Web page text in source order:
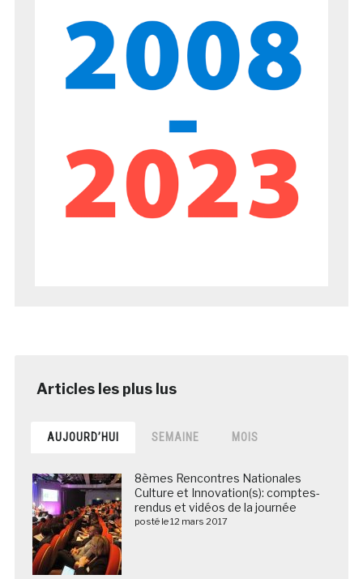
AUJOURD’HUI SEMAINE MOIS
8èmes Rencontres Nationales
Culture et Innovation(s): comptes-
rendus et vidéos de la journée
posté le 12 mars 2017